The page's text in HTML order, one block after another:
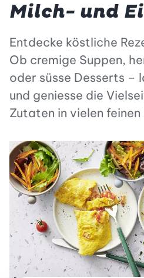
Milch- und
Entdecke köstliche
Ob cremige Suppen,
oder süsse Desserts –
und geniesse die
Zutaten in vielen